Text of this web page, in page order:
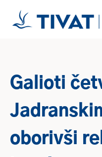
Galioti
oborivši